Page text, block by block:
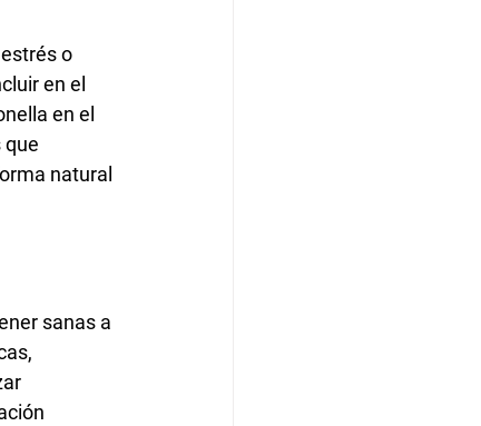
o
en el
en el
que
natural
sanas a